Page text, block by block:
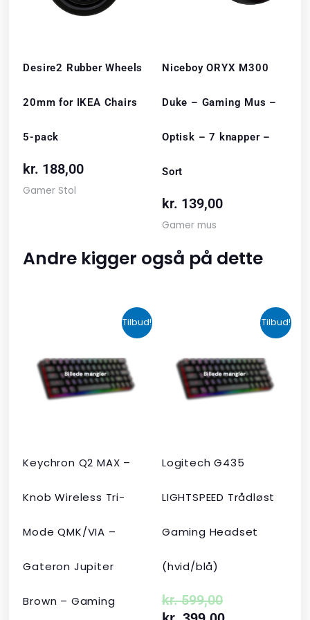
Desire2 Rubber Wheels
20mm for IKEA Chairs
5-pack
kr. 188,00
Gamer Stol
Niceboy ORYX M300
Duke – Gaming Mus –
Optisk – 7 knapper –
Sort
kr. 139,00
Gamer mus
Andre kigger også på dette
Tilbud!
Keychron Q2 MAX –
Knob Wireless Tri-
Mode QMK/VIA –
Gateron Jupiter
Brown – Gaming
oprindelige
pris
var:
kr. 2.190,00.
Den
aktuelle
pris
er:
kr. 1.465,00.
Tilbud!
Logitech G435
LIGHTSPEED Trådløst
Gaming Headset
(hvid/blå)
kr.599,00
oprindelige
pris
var:
kr. 599,00.
aktuelle
pris
er:
kr. 399,00.